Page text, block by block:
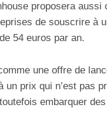
proposera
de souscrire à
54 euros par an.
une offre de
un prix qui n’est pas
embarquer